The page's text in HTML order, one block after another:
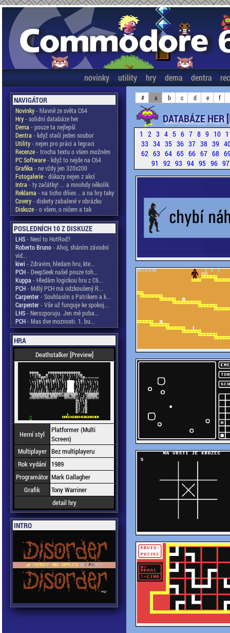
novinky utility hry dema dentra
NAVIGÁTOR
Novinky- hlavně ze světa C64
Hry- solidní databáze her
Dema - pouze ta nejlepší
Dentra - když stačí jeden soubor
Utility- nejen pro práci a legraci
Recenze- trocha textu o všem možném
PC Software- když to nejde na C64
Grafika - ne vždy jen 320x200
Fotogalerie- důkazy nejen z akcí
Intra - ty začátky! ... a mnohdy několik
Reklama - na ticho dňies .. a na hry taky
Covery- diskety zabalené v obrázku
Diskuze- o všem, o ničem a tak
POSLEDNÍCH 10 Z DISKUZE
LHS- Není to HotRod?
Roberto Bruno- Ahoj, sháním závodní
vid...
kiwi - Zdravim, hledam hru, kte...
PCH- DeepSeek našel pouze toh...
Kuppa - Hledám logickou hru z C6...
PCH- Mdlý PCH má odzkoušený R...
Carpenter- Souhlasím s Patrikem a k...
Carpenter- Vše už funguje ke spokoj...
LHS- Nerozporuju. Jen mě poba...
PCH- Mas dve moznosti. 1. bu...
HRA
Deathstalker [Preview]
Herní styl
Platformer (Multi
Screen)
Multiplayer Bez multiplayeru
Rok vydání
1989
Programátor Mark Gallagher
Grafik
Tony Warriner
detail hry
INTRO
# a b c d e f
DATABÁZE
1 2 3 4 5 6 7 8 9 10
33 34 35 36 37 38 39
62 63 64 65 66 67 68
91 92 93 94 95 96